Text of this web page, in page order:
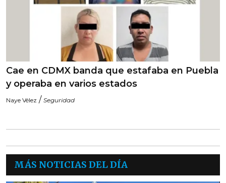
Cae en CDMX banda que estafaba en Puebla
y operaba en varios estados
Naye Vélez / Seguridad
MÁS NOTICIAS DEL DÍA